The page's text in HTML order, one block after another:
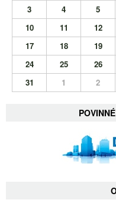
3
4 5
10
11 12
17
18 19
24
25 26
31
1 2